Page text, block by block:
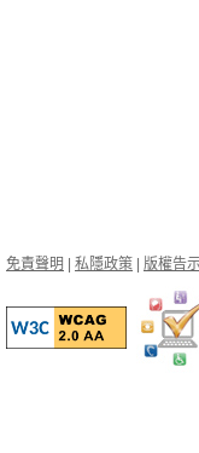
免責聲明 私隱政策 版權告